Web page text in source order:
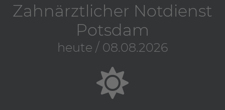
Zahnärztlicher Notdienst
Potsdam
heute / 08.08.2026